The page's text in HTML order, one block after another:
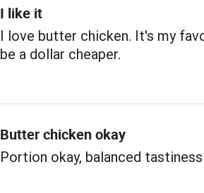
I like it
I love butter chicken. It's my
be a dollar cheaper.
Butter chicken okay
Portion okay, balanced